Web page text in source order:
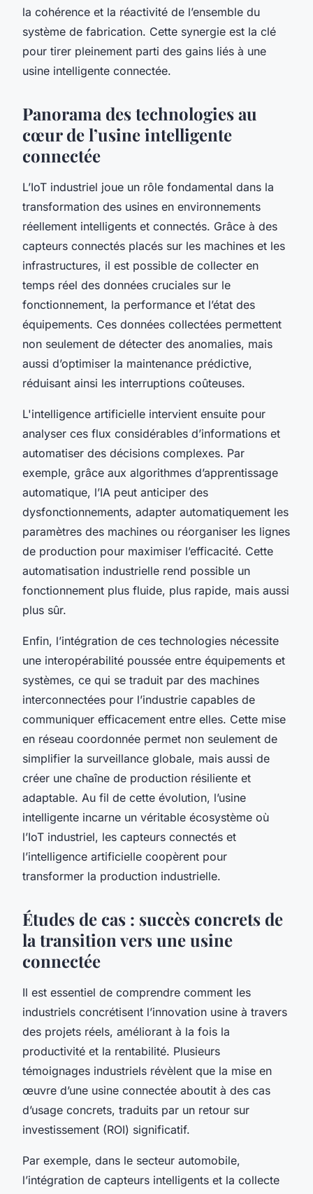
la cohérence et la réactivité de l’ensemble du
système de fabrication. Cette synergie est la clé
pour tirer pleinement parti des gains liés à une
usine intelligente connectée.
Panorama des technologies au
cœur de l’usine intelligente
connectée
L’IoT industriel joue un rôle fondamental dans la
transformation des usines en environnements
réellement intelligents et connectés. Grâce à des
capteurs connectés placés sur les machines et les
infrastructures, il est possible de collecter en
temps réel des données cruciales sur le
fonctionnement, la performance et l’état des
équipements. Ces données collectées permettent
non seulement de détecter des anomalies, mais
aussi d’optimiser la maintenance prédictive,
réduisant ainsi les interruptions coûteuses.
L'intelligence artificielle intervient ensuite pour
analyser ces flux considérables d’informations et
automatiser des décisions complexes. Par
exemple, grâce aux algorithmes d’apprentissage
automatique, l’IA peut anticiper des
dysfonctionnements, adapter automatiquement les
paramètres des machines ou réorganiser les lignes
de production pour maximiser l’efficacité. Cette
automatisation industrielle rend possible un
fonctionnement plus fluide, plus rapide, mais aussi
plus sûr.
Enfin, l’intégration de ces technologies nécessite
une interopérabilité poussée entre équipements et
systèmes, ce qui se traduit par des machines
interconnectées pour l’industrie capables de
communiquer efficacement entre elles. Cette mise
en réseau coordonnée permet non seulement de
simplifier la surveillance globale, mais aussi de
créer une chaîne de production résiliente et
adaptable. Au fil de cette évolution, l’usine
intelligente incarne un véritable écosystème où
l’IoT industriel, les capteurs connectés et
l’intelligence artificielle coopèrent pour
transformer la production industrielle.
Études de cas : succès concrets de
la transition vers une usine
connectée
Il est essentiel de comprendre comment les
industriels concrétisent l’innovation usine à travers
des projets réels, améliorant à la fois la
productivité et la rentabilité. Plusieurs
témoignages industriels révèlent que la mise en
œuvre d’une usine connectée aboutit à des cas
d’usage concrets, traduits par un retour sur
investissement (ROI) significatif.
Par exemple, dans le secteur automobile,
l’intégration de capteurs intelligents et la collecte